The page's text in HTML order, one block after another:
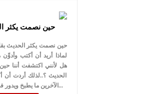
الصحف اليومية ويؤكد حرص مجلس النواب على
الملك يلتقي
عارف بيك فريحات..
حين نصمت يكثر
حين نصمت يكثر الحديث
لماذا أريد أن أكتب
هل لأنني اكتشفت أننا
الحديث ؟..لذلك أردت أن
الآخرين ما يطبخ ويدور في عقلي من أ...